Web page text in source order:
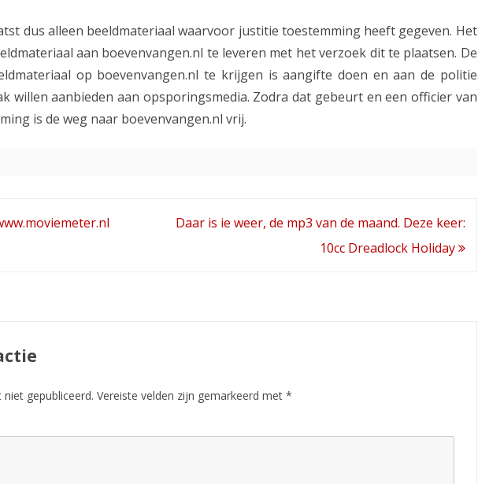
dus alleen beeldmateriaal waarvoor justitie toestemming heeft gegeven. Het
aan boevenvangen.nl te leveren met het verzoek dit te plaatsen. De
op boevenvangen.nl te krijgen is aangifte doen en aan de politie
willen aanbieden aan opsporingsmedia. Zodra dat gebeurt en een officier van
is de weg naar boevenvangen.nl vrij.
Daar is ie weer, de mp3 van de maand. Deze keer:
10cc Dreadlock Holiday
gepubliceerd. Vereiste velden zijn gemarkeerd met *